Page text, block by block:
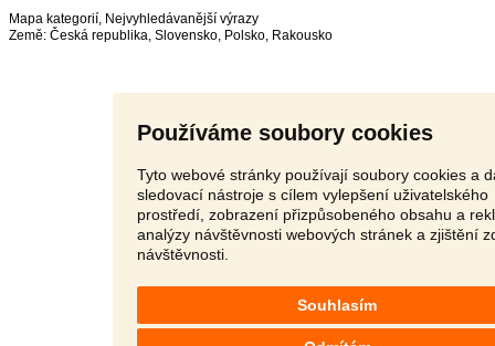
Používáme soubory cookies
Tyto webové stránky používají soubory cookies a
sledovací nástroje s cílem vylepšení uživatelského
prostředí, zobrazení přizpůsobeného obsahu a
analýzy návštěvnosti webových stránek a zjištění
návštěvnosti.
Souhlasím
Mapa kategorií, Nejvyhledávanější výrazy
Země: Česká republika, Slovensko, Polsko, Rakousko